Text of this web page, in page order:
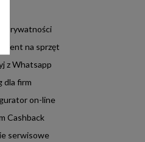
prywatności
na sprzęt
z Whatsapp
dla firm
on-line
Cashback
serwisowe